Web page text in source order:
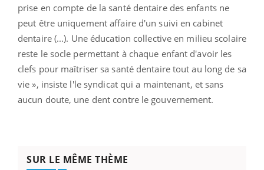
prise en compte de la santé dentaire des enfants ne
peut être uniquement affaire d'un suivi en cabinet
dentaire (...). Une éducation collective en milieu scolaire
reste le socle permettant à chaque enfant d'avoir les
clefs pour maîtriser sa santé dentaire tout au long de sa
vie », insiste l'le syndicat qui a maintenant, et sans
aucun doute, une dent contre le gouvernement.
SUR LE MÊME THÈME